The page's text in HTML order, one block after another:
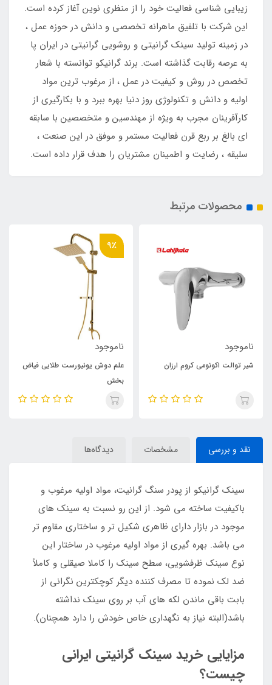
زیبایی شناسی فعالیت خود را از منظری نوین آغاز کرده است.
این شرکت با تلفیق ماهرانه تخصصی و دانش در حوزه عمل ،
در زمینه تولید سینک گرانیتی و روشویی گرانیتی در ایران پا
به عرصه رقابت گذاشته است. برند گرانیکو توانسته با شعار
تخصص در روش و کیفیت در عمل ، از مرغوب ترین مواد
اولیه و دانش و تکنولوژی روز دنیا بهره ببرد و با بکارگیری از
کارآفرینان مجرب به ویژه از مهندسین و متخصصین با سابقه
‌ای بالغ بر ربع قرن فعالیت مستمر و موفق در این صنعت ،
سلیقه ، رضایت و اطمینان مشتریان را هدف قرار داده است.
محصولات مرتبط
ناموجود
شیر توالت اکونومی کروم ارزان
9٪
ناموجود
علم دوش یونیورست طلایی فیاض
بخش
نقد و بررسی مشخصات دیدگاه‌ها
سینک گرانیکو از پودر سنگ گرانیت، مواد اولیه مرغوب و
باکیفیت ساخته می شود. از این رو نسبت به سینک های
موجود در بازار دارای ظاهری شکیل تر و ساختاری مقاوم تر
می باشد. بهره گیری از مواد اولیه مرغوب در ساختار این
نوع سینک ظرفشویی، سطح سینک را کاملا صیقلی و کاملاً
ضد لک نموده تا مصرف کننده دیگر کوچکترین نگرانی از
بابت باقی ماندن لکه های آب بر روی سینک نداشته
باشد(البته نیاز به نگهداری خاص خودش را دارد همچنان).
مزایایی خرید سینک گرانیتی ایرانی
چیست؟